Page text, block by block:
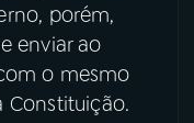
porém,
enviar ao
o mesmo